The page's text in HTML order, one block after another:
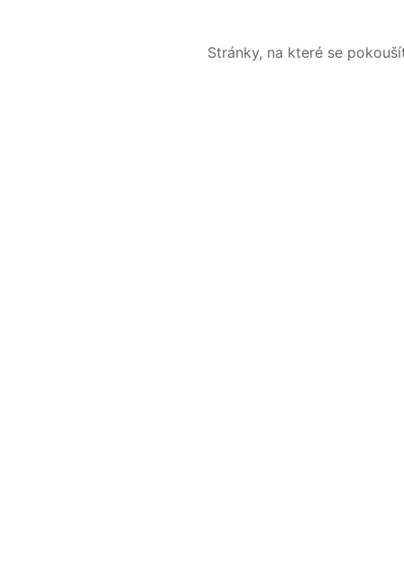
Stránky, na které se